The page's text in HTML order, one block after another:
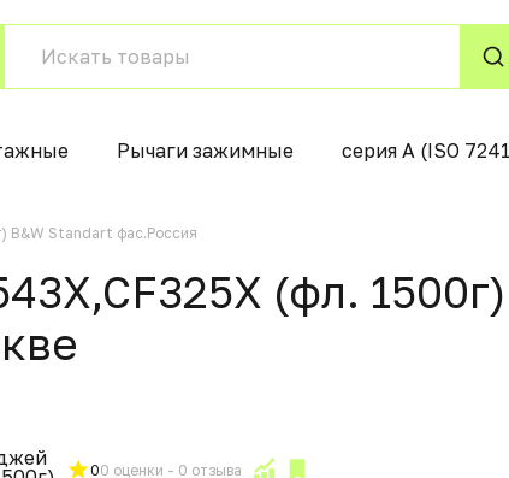
Рычаги зажимные серия А (ISO
B&W Standart фас.Россия
(фл.
00 оценки - 0 отзыва